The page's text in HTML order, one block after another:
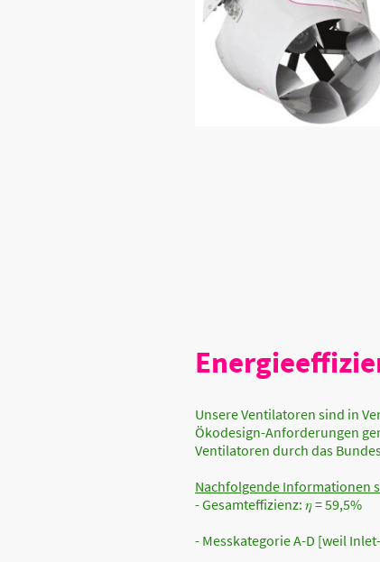
Unsere Ventilatoren sind in
Ökodesign-Anforderungen
Ventilatoren durch das
Nachfolgende Informationen
- Gesamteffizienz: 𝜂 = 59,5%
- Messkategorie A-D [weil